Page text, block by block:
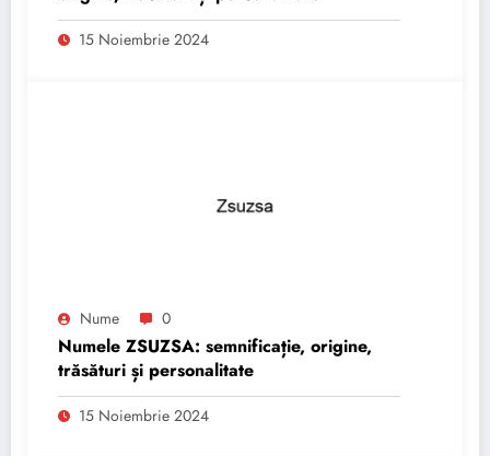
15 Noiembrie 2024
Nume 0
Numele ZSUZSA: semnificație, origine,
trăsături și personalitate
15 Noiembrie 2024